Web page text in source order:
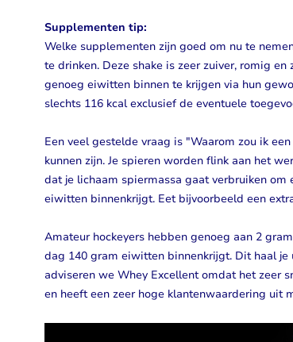
Supplementen tip:
Welke supplementen zijn goed om nu te
te drinken. Deze shake is zeer zuiver, romig
genoeg eiwitten binnen te krijgen via hun
slechts 116 kcal exclusief de eventuele
Een veel gestelde vraag is "Waarom zou ik
kunnen zijn. Je spieren worden flink aan het
dat je lichaam spiermassa gaat verbruiken
eiwitten binnenkrijgt. Eet bijvoorbeeld een
Amateur hockeyers hebben genoeg aan 2
dag 140 gram eiwitten binnenkrijgt. Dit haal je
adviseren we Whey Excellent omdat het zeer
en heeft een zeer hoge klantenwaardering uit